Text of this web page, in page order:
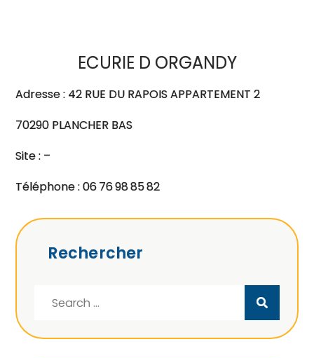
ECURIE D ORGANDY
Adresse : 42 RUE DU RAPOIS APPARTEMENT 2
70290 PLANCHER BAS
Site : –
Téléphone : 06 76 98 85 82
Rechercher